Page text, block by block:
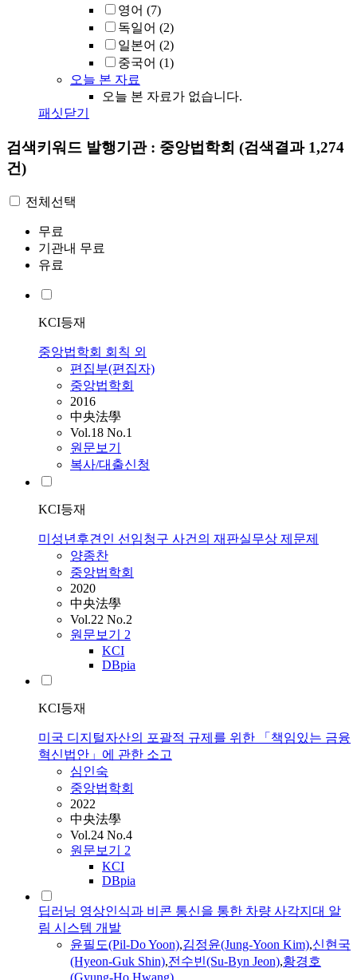
영어 (7)
독일어 (2)
일본어 (2)
중국어 (1)
오늘 본 자료
오늘 본 자료가 없습니다.
패싯닫기
검색키워드 발행기관 : 중앙법학회 (검색결과 1,274
건)
전체선택
무료
기관내 무료
유료
KCI등재
중앙법학회 회칙 외
편집부(편집자)
중앙법학회
2016
中央法學
Vol.18 No.1
원문보기
복사/대출신청
KCI등재
미성년후견인 선임청구 사건의 재판실무상 제문제
양종찬
중앙법학회
2020
中央法學
Vol.22 No.2
원문보기 2
KCI
DBpia
KCI등재
미국 디지털자산의 포괄적 규제를 위한 「책임있는 금융
혁신법안」에 관한 소고
심인숙
중앙법학회
2022
中央法學
Vol.24 No.4
원문보기 2
KCI
DBpia
딥러닝 영상인식과 비콘 통신을 통한 차량 사각지대 알
림 시스템 개발
윤필도(Pil-Do Yoon),김정윤(Jung-Yoon Kim),신현국
(Hyeon-Guk Shin),전수빈(Su-Byn Jeon),황경호